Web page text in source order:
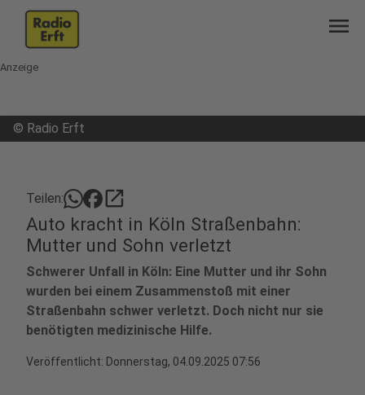
menu
Anzeige
© Radio Erft
Teilen: open_in_new
Auto kracht in Köln Straßenbahn:
Mutter und Sohn verletzt
Schwerer Unfall in Köln: Eine Mutter und ihr Sohn
wurden bei einem Zusammenstoß mit einer
Straßenbahn schwer verletzt. Doch nicht nur sie
benötigten medizinische Hilfe.
Veröffentlicht: Donnerstag, 04.09.2025 07:56